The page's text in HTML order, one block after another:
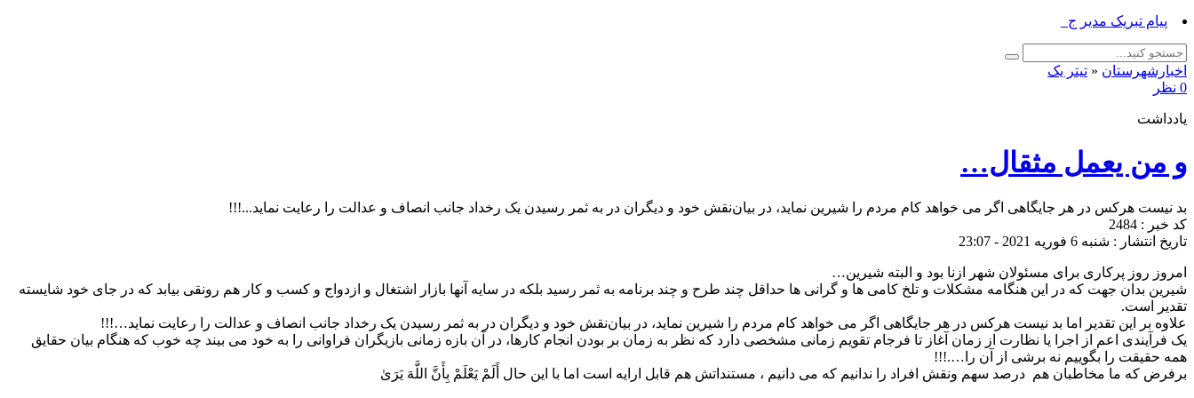
پیام تبریک مدیر جهاد کشاورزی_
اخبارشهرستان « تیتر یک
0 نظر
یادداشت
و من یعمل مثقال…
بد نیست هر‌کس در هر جایگاهی اگر ‌می خواهد کام مردم را شیرین نماید، در بیان‌نقش خود و دیگران در به ثمر رسیدن یک رخداد جانب انصاف و عدالت را رعایت نماید...!!!
کد خبر : 2484
تاریخ انتشار : شنبه 6 فوریه 2021 - 23:07
امروز روز پرکاری برای مسئولان شهر ازنا بود و البته شیرین…
شیرین بدان جهت که در این هنگامه مشکلات و تلخ کامی ها و گرانی ها حداقل چند طرح و چند برنامه به ثمر رسید بلکه در سایه آنها بازار اشتغال و ازدواج و کسب و کار هم رونقی بیابد که در جای خود شایسته
تقدیر است.
علاوه بر این تقدیر اما بد نیست هر‌کس در هر جایگاهی اگر ‌می خواهد کام مردم را شیرین نماید، در بیان‌نقش خود و دیگران در به ثمر رسیدن یک رخداد جانب انصاف و عدالت را رعایت نماید…!!!
یک فرآیندی اعم از اجرا یا نظارت از زمان آغاز تا فرجام تقویم زمانی مشخصی دارد که نظر به زمان بر بودن انجام کارها، در آن بازه زمانی بازیگران فراوانی را به خود می بیند چه خوب که هنگام بیان حقایق
همه حقیقت را بگوییم نه برشی از آن را….!!!
برفرض که ما مخاطبان هم درصد سهم ونقش افراد را ندانیم که می دانیم ، مستنداتش هم قابل ارایه است اما با این حال أَلَمْ يَعْلَمْ بِأَنَّ اللَّهَ يَرَىٰ